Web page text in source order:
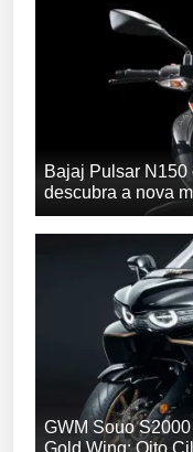
Bajaj Pulsar N150
descubra a nova
GWM Souo
Gold Wing: Oito